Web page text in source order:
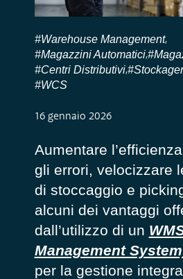
#Warehouse Management,
#Magazzini Automatici,
#Centri Distributivi,
#WCS
16 gennaio 2026
Aumentare
gli errori, velocizzare
di stoccaggio e
alcuni dei vantaggi
dall’utilizzo di un
Management
per la gestione